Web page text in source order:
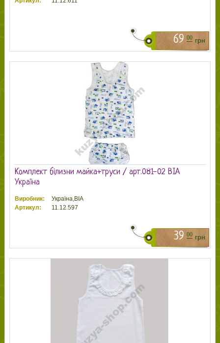
69 00 грн
Комплект білизни майка+труси / арт.081-02 ВІА
Україна
Виробник:
Україна,ВІА
Артикул:
11.12.597
39 00 грн